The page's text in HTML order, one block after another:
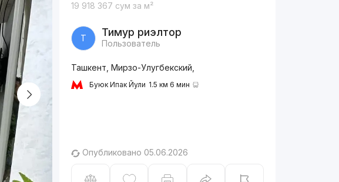
19 918 367 сум за м²
Т Тимур риэлтор
Пользователь
Ташкент, Мирзо-Улугбекский,
Буюк Ипак Йули 1.5 км 6 мин
Опубликовано 05.06.2026